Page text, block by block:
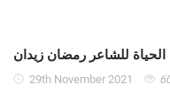
الحياة للشاعر رمضان زيدان
29th November 2021